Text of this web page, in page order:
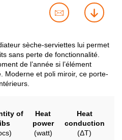
contact
sèche-serviettes lui permet
sans perte de fonctionnalité.
de l’année si l’élément
Moderne et poli miroir, ce porte-
of
Heat
power
(watt)
Heat
conduction
(ΔT)